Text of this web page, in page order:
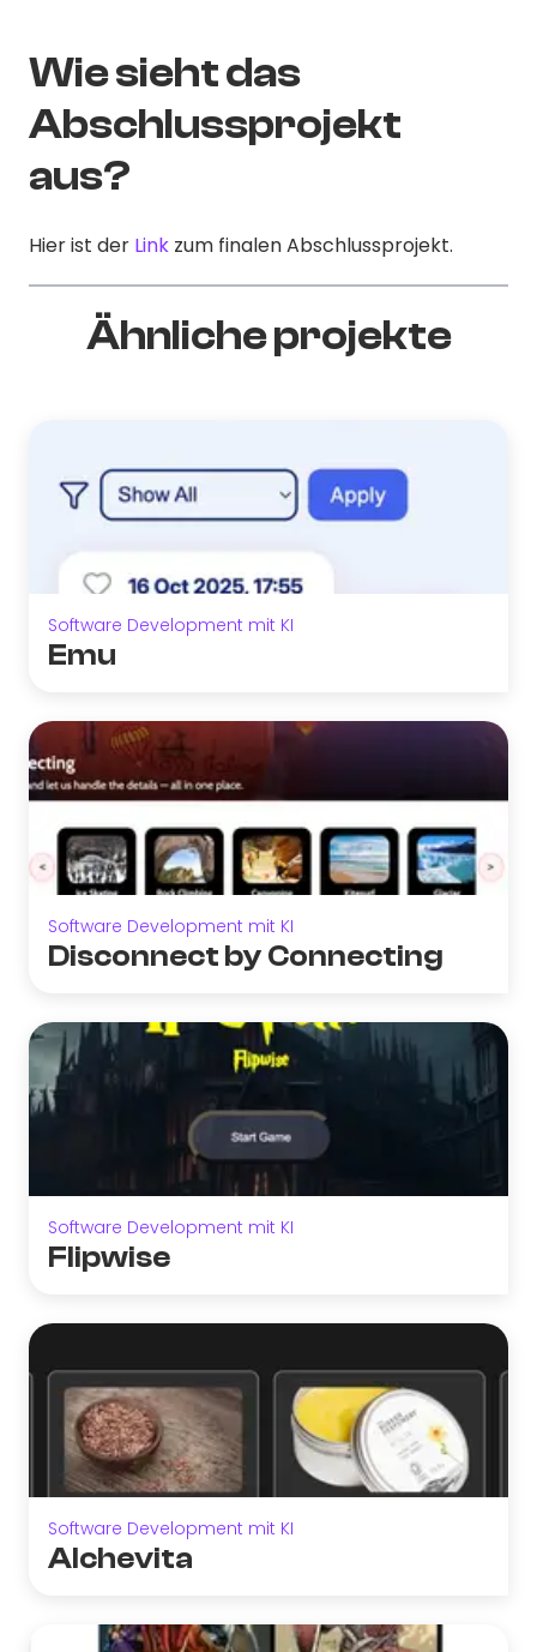
Wie sieht das
Abschlussprojekt
aus?
Hier ist der Link zum finalen Abschlussprojekt.
Ähnliche projekte
Software Development mit KI
Emu
Software Development mit KI
Disconnect by Connecting
Software Development mit KI
Flipwise
Software Development mit KI
Alchevita